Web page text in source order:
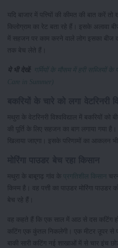
यदि बाजार में पत्त्यिों की कीमत की बात करें
किलोग्राम का रेट बता रहे हैं। इसके अलावा
में सहजन पर काम करने वाले लोग इसका बीज
तक बेच लेते हैं।
ये भी देखें: गर्मियों के मौसम में हरी सब्जियों
Care in Summer)
मथुरा के वेटरिनरी विश्वविद्याल में बकरियों को
की पूर्ति के लिए सहजन का बाग लगाया गया
खिलाया जाएगा। इसके परिणामों का आकलन
मथुरा के बाबूगढ़ गांव के प्रगतिशील किसान
किस्म है। वह पत्ती का पाउडर मोरिंगा
बेच रहे हैं।
वह कहते हैं कि एक साल में आठ से दस कटिंग
कटिंग एक कुंतल निकलेगी। एक मीटर उूपर से
बाकी सारी कटिंग नई शाखाओं में से चार इंच